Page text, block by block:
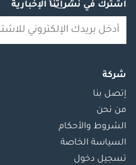
اشترك في نشراتنا الإخبارية
شركة
إتصل بنا
من نحن
الشروط والأحكام
السياسة الخاصة
تسجيل دخول